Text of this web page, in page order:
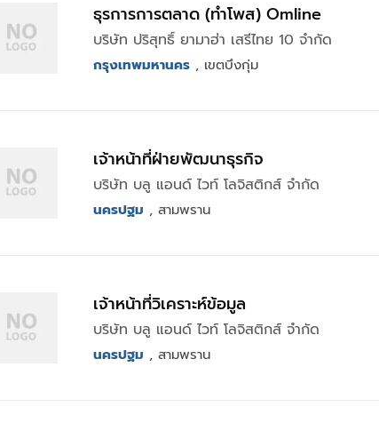
ธุรการการตลาด (ทำโพส) Omline
บริษัท ปริสุทธิ์ ยามาฮ่า เสรีไทย 10 จำกัด
กรุงเทพมหานคร, เขตบึงกุ่ม
เจ้าหน้าที่ฝ่ายพัฒนาธุรกิจ
บริษัท บลู แอนด์ ไวท์ โลจิสติกส์ จำกัด
นครปฐม , สามพราน
เจ้าหน้าที่วิเคราะห์ข้อมูล
บริษัท บลู แอนด์ ไวท์ โลจิสติกส์ จำกัด
นครปฐม , สามพราน